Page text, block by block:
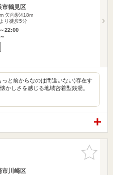
市鶴見区
矢向駅418m
り徒歩5分
22:00
と前からなのは間違いない)存在す
かしさを感じる地域密着型銭湯。
お気に入
りに追加
市川崎区